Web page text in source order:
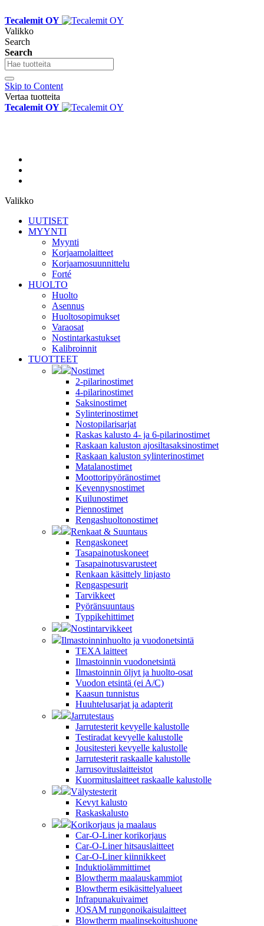
Tecalemit OY
Valikko
Search
Search
Skip to Content
Vertaa tuotteita
Tecalemit OY
Valikko
UUTISET
MYYNTI
Myynti
Korjaamolaitteet
Korjaamosuunnittelu
Forté
HUOLTO
Huolto
Asennus
Huoltosopimukset
Varaosat
Nostintarkastukset
Kalibroinnit
TUOTTEET
Nostimet
2-pilarinostimet
4-pilarinostimet
Saksinostimet
Sylinterinostimet
Nostopilarisarjat
Raskas kalusto 4- ja 6-pilarinostimet
Raskaan kaluston ajosiltasaksinostimet
Raskaan kaluston sylinterinostimet
Matalanostimet
Moottoripyöränostimet
Kevennysnostimet
Kuilunostimet
Piennostimet
Rengashuoltonostimet
Renkaat & Suuntaus
Rengaskoneet
Tasapainotuskoneet
Tasapainotusvarusteet
Renkaan käsittely linjasto
Rengaspesurit
Tarvikkeet
Pyöränsuuntaus
Typpikehittimet
Nostintarvikkeet
Ilmastoinninhuolto ja vuodonetsintä
TEXA laitteet
Ilmastoinnin vuodonetsintä
Ilmastoinnin öljyt ja huolto-osat
Vuodon etsintä (ei A/C)
Kaasun tunnistus
Huuhtelusarjat ja adapterit
Jarrutestaus
Jarrutesterit kevyelle kalustolle
Testiradat kevyelle kalustolle
Jousitesteri kevyelle kalustolle
Jarrutesterit raskaalle kalustolle
Jarrusovituslaitteistot
Kuormituslaitteet raskaalle kalustolle
Välystesterit
Kevyt kalusto
Raskaskalusto
Korikorjaus ja maalaus
Car-O-Liner korikorjaus
Car-O-Liner hitsauslaitteet
Car-O-Liner kiinnikkeet
Induktiolämmittimet
Blowtherm maalauskammiot
Blowtherm esikäsittelyalueet
Infrapunakuivaimet
JOSAM rungonoikaisulaitteet
Blowtherm maalinsekoitushuone